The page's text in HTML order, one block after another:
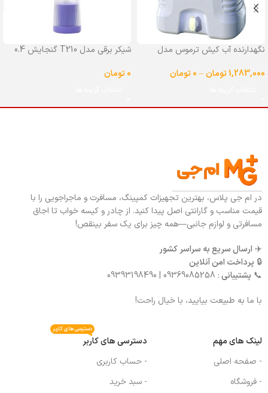
نگهدارنده آب کیش ترموس مدل
1,283,000تومان–
0تومان
شیکر برقی مدل T210 گنجایش 0.4
0تومان
در ام جی پلاس، بهترین تجهیزات کمپینگ، مسافرت و ماجراجویی را با
قیمت مناسب و گارانتی اصل پیدا کنید. از چادر و کیسه خواب تا اجاق
مسافرتی و لوازم جانبی—همه چیز برای یک سفر بینقص!
✈️ ارسال سریع به سراسر کشور
🔒 پرداخت امن آنلاین
📞 پشتیبانی: 09369085258 | 09393198490
با ما به طبیعت بیایید، با خیال راحت!
لینک های مهم
- صفحه اصلی
- فروشگاه
دسترسی های کاربر
دسترسی های کاربر
- حساب کاربری
- سبد خرید